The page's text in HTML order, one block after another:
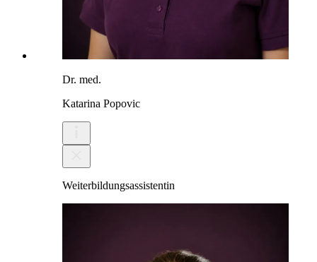
Dr. med.
Katarina Popovic
Weiterbildungsassistentin